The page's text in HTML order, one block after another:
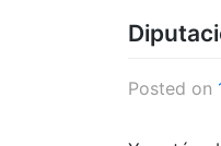
Posted on